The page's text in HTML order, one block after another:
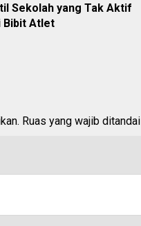
Sekolah yang Tak Aktif
Bibit Atlet
Ruas yang wajib ditandai